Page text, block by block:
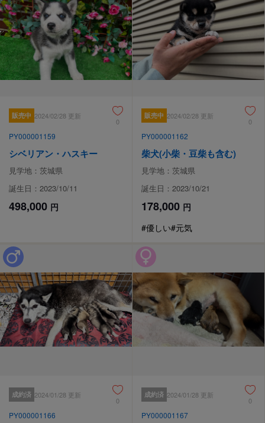
販売中 2024/02/28 更新
0
PY000001159
シベリアン・ハスキー
見学地：茨城県
誕生日：2023/10/11
498,000 円
販売中 2024/02/28 更新
0
PY000001162
柴犬(小柴・豆柴も含む)
見学地：茨城県
誕生日：2023/10/21
178,000 円
#優しい#元気
成約済 2024/01/28 更新
0
PY000001166
成約済 2024/01/28 更新
0
PY000001167